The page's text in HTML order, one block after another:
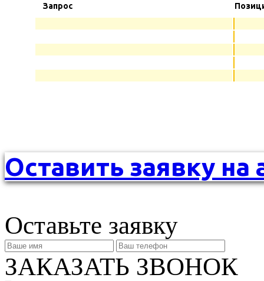
Запрос
Оставить заявку на
Оставьте заявку
ЗАКАЗАТЬ ЗВОНОК